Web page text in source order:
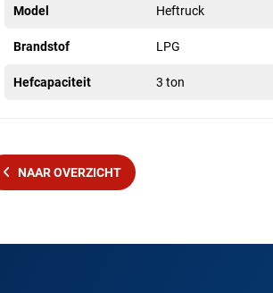
Model Heftruck
Brandstof LPG
Hefcapaciteit 3 ton
NAAR OVERZICHT